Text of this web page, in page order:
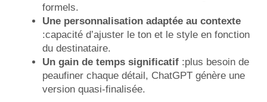
formels.
Une personnalisation adaptée au contexte
:capacité d’ajuster le ton et le style en fonction
du destinataire.
Un gain de temps significatif :plus besoin de
peaufiner chaque détail, ChatGPT génère une
version quasi-finalisée.